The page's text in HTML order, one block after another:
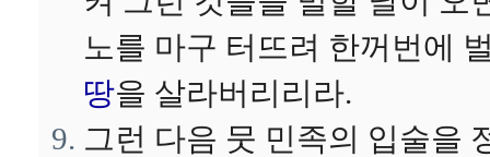
노를 마구 터뜨려 한꺼번에
땅을 살라버리리라.
그런 다음 뭇 민족의 입술을